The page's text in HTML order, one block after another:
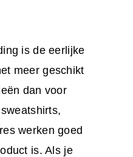
is de eerlijke
meer geschikt
dan voor
werken goed
is. Als je